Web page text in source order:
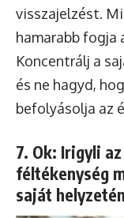
visszajelzést.
hamarabb fogja
Koncentrálj a
és ne hagyd,
befolyásolja az
7. Ok: Irigyli
féltékenység
saját